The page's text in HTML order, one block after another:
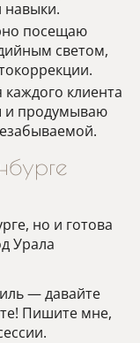
навыки.
посещаю
светом,
каждого клиента
и продумываю
но и готова
Урала
— давайте
Пишите мне,